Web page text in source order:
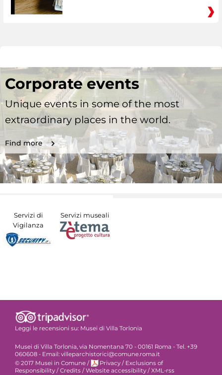
Corporate events
Unique events in some of the most
extraordinary places in the world.
Find more
Servizi di
Vigilanza
Servizi museali
Leggi le recensioni su: Musei di Villa Torlonia
Musei di Villa Torlonia, via Nomentana 70 - 00161 Roma - Tel. +39
060608 - Email: villeparchistorici@comune.roma.it
© 2017 Musei in Comune / Privacy / Exclusions of
Responsibility /Credits /Website accessibility /XML-rss